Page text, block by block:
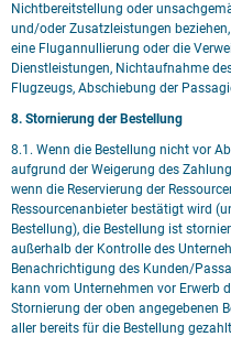
Nichtbereitstellung oder
und/oder Zusatzleistungen
eine Flugannullierung oder die
Dienstleistungen, Nichtaufnahme
Flugzeugs, Abschiebung der
8. Stornierung der Bestellung
8.1. Wenn die Bestellung nicht vor
aufgrund der Weigerung des
wenn die Reservierung der
Ressourcenanbieter bestätigt wird
Bestellung), die Bestellung ist
außerhalb der Kontrolle des
Benachrichtigung des Kunden/
kann vom Unternehmen vor Erwerb
Stornierung der oben angegebenen
aller bereits für die Bestellung